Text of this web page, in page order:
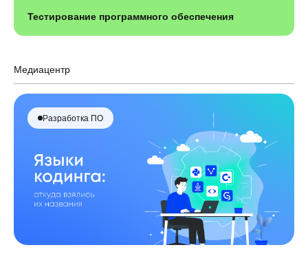
Тестирование программного обеспечения
Медиацентр
Разработка ПО